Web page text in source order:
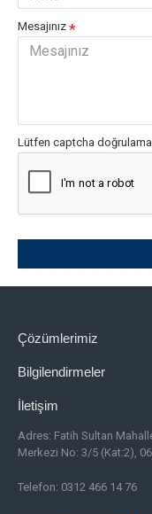
Mesajınız
Lütfen captcha
Çözümlerimiz
Bilgilendirmeler
İletişim
Adres: Fatih Sultan
Merkezi No: 3/5 (Kat:2),
Telefon: 0312 466 14 76